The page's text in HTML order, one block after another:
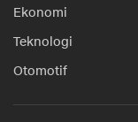
Ekonomi
Teknologi
Otomotif